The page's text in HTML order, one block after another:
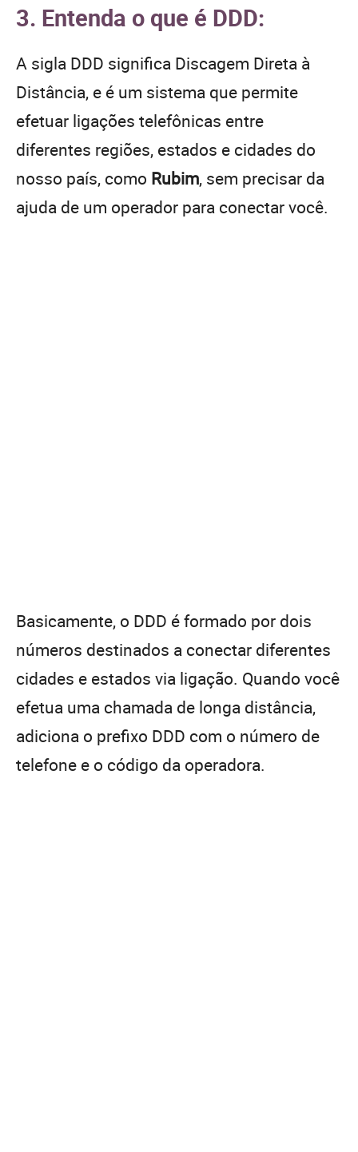
3. Entenda o que é DDD:
A sigla DDD significa Discagem Direta à
Distância, e é um sistema que permite
efetuar ligações telefônicas entre
diferentes regiões, estados e cidades do
nosso país, como Rubim, sem precisar da
ajuda de um operador para conectar você.
Basicamente, o DDD é formado por dois
números destinados a conectar diferentes
cidades e estados via ligação. Quando você
efetua uma chamada de longa distância,
adiciona o prefixo DDD com o número de
telefone e o código da operadora.